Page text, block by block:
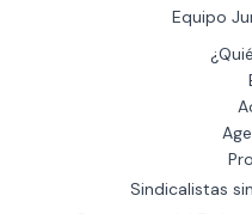
Equipo
Sindicalistas